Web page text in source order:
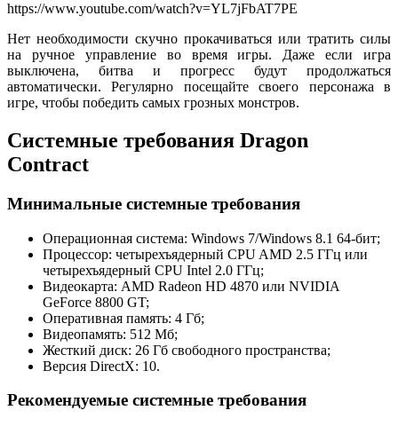
https://www.youtube.com/watch?v=YL7jFbAT7PE
Нет необходимости скучно прокачиваться или тратить силы
на ручное управление во время игры. Даже если игра
выключена, битва и прогресс будут продолжаться
автоматически. Регулярно посещайте своего персонажа в
игре, чтобы победить самых грозных монстров.
Системные требования Dragon
Contract
Минимальные системные требования
Операционная система: Windows 7/Windows 8.1 64-бит;
Процессор: четырехъядерный CPU AMD 2.5 ГГц или
четырехъядерный CPU Intel 2.0 ГГц;
Видеокарта: AMD Radeon HD 4870 или NVIDIA
GeForce 8800 GT;
Оперативная память: 4 Гб;
Видеопамять: 512 Мб;
Жесткий диск: 26 Гб свободного пространства;
Версия DirectX: 10.
Рекомендуемые системные требования